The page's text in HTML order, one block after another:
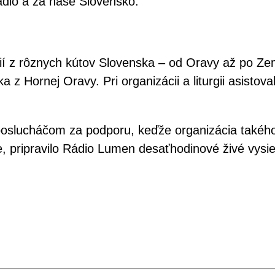
z rôznych kútov Slovenska – od Oravy až po
z Hornej Oravy. Pri organizácii a liturgii
za podporu, keďže organizácia
Rádio Lumen desaťhodinové živé